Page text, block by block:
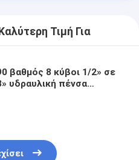
Τιμή Για
βαθμός 8 κύβοι 1/2» σε
υδραυλική πένσα